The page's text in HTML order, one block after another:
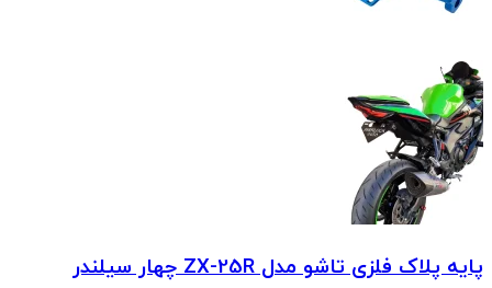
پایه پلاک فلزی تاشو مدل ZX-25R چهار سیلندر